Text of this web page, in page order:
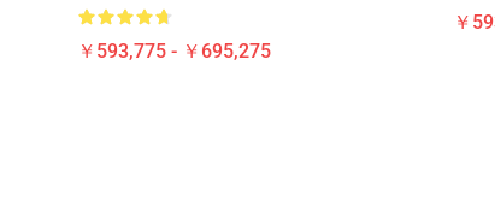
￥593,775 - ￥695,275
￥